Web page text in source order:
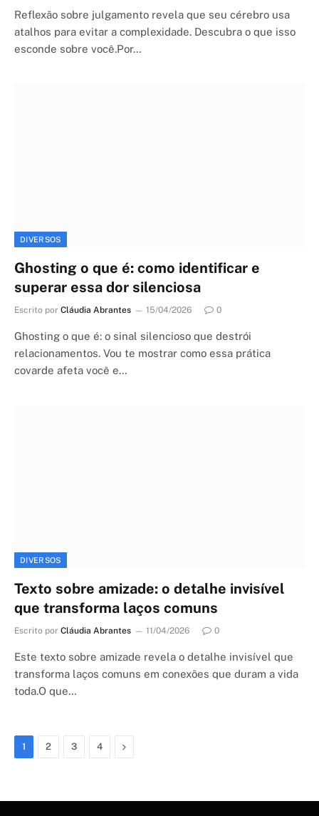
Reflexão sobre julgamento revela que seu cérebro usa
atalhos para evitar a complexidade. Descubra o que isso
esconde sobre você.Por…
DIVERSOS
Ghosting o que é: como identificar e
superar essa dor silenciosa
Escrito por Cláudia Abrantes 15/04/2026 0
Ghosting o que é: o sinal silencioso que destrói
relacionamentos. Vou te mostrar como essa prática
covarde afeta você e…
DIVERSOS
Texto sobre amizade: o detalhe invisível
que transforma laços comuns
Escrito por Cláudia Abrantes 11/04/2026 0
Este texto sobre amizade revela o detalhe invisível que
transforma laços comuns em conexões que duram a vida
toda.O que…
1 2 3 4 Next